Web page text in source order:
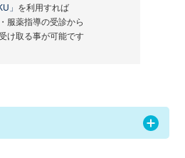
」 を利用すれば
服薬指導の受診から
け取る事が可能です